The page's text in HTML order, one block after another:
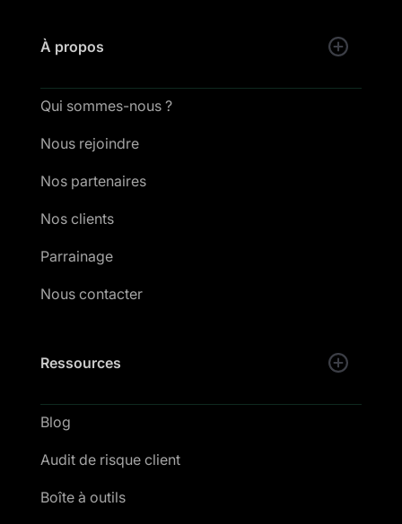
À propos
Qui sommes-nous ?
Nous rejoindre
Nos partenaires
Nos clients
Parrainage
Nous contacter
Ressources
Blog
Audit de risque client
Boîte à outils